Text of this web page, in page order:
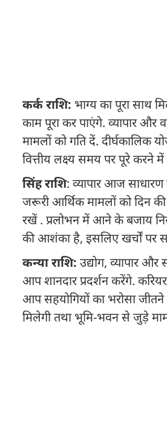
कर्क राशि: भाग्य का पूरा साथ
काम पूरा कर पाएंगे. व्यापार
मामलों को गति दें. दीर्घकालिक
वित्तीय लक्ष्य समय पर पूरे करने
सिंह राशि: व्यापार आज साधारण
जरूरी आर्थिक मामलों को दिन
रखें . प्रलोभन में आने के बजाय
की आशंका है, इसलिए खर्चों पर
कन्या राशि: उद्योग, व्यापार
आप शानदार प्रदर्शन करेंगे.
आप सहयोगियों का भरोसा
मिलेगी तथा भूमि-भवन से जुड़े